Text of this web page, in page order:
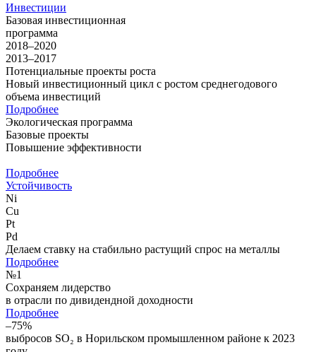
Инвестиции
Базовая инвестиционная
программа
2018–2020
2013–2017
Потенциальные проекты роста
Новый инвестиционный цикл с ростом среднегодового
объема инвестиций
Подробнее
Экологическая программа
Базовые проекты
Повышение эффективности
Подробнее
Устойчивость
Ni
Cu
Pt
Pd
Делаем ставку на стабильно растущий спрос на металлы
Подробнее
№1
Сохраняем лидерство
в отрасли по дивидендной доходности
Подробнее
–75%
выбросов SO₂ в Норильском промышленном районе к 2023